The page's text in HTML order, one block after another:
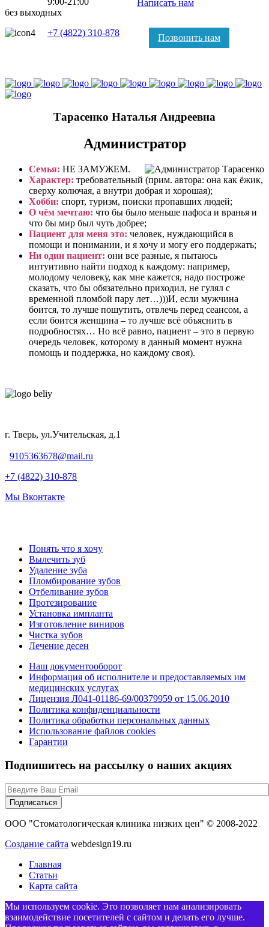
без выходных
Написать нам
+7 (4822) 310-878 Позвонить нам
Тарасенко Наталья Андреевна
Администратор
Семья: НЕ ЗАМУЖЕМ.
Характер: требовательный (прим. автора: она как ёжик,
сверху колючая, а внутри добрая и хорошая);
Хобби: спорт, туризм, поиски пропавших людей;
О чём мечтаю: что бы было меньше пафоса и вранья и
что бы мир был чуть добрее;
Пациент для меня это: человек, нуждающийся в
помощи и понимании, и я хочу и могу его поддержать;
Ни один пациент: они все разные, я пытаюсь
интуитивно найти подход к каждому: например,
молодому человеку, как мне кажется, надо построже
сказать, что бы обязательно приходил, не гулял с
временной пломбой пару лет…)))И, если мужчина
боится, то лучше пошутить, отвлечь перед сеансом, а
если боится женщина – то лучше всё объяснить в
подробностях… Но всё равно, пациент – это в первую
очередь человек, которому в данный момент нужна
помощь и поддержка, но каждому своя).
г. Тверь, ул.Учительская, д.1
9105363678@mail.ru
+7 (4822) 310-878
Мы Вконтакте
Понять что я хочу
Вылечить зуб
Удаление зуба
Пломбирование зубов
Отбеливание зубов
Протезирование
Установка импланта
Изготовление виниров
Чистка зубов
Лечение десен
Наш документооборот
Информация об исполнителе и предоставляемых им
медицинских услугах
Лицензия Л041-01186-69/00379959 от 15.06.2010
Политика конфиденциальности
Политика обработки персональных данных
Использование файлов cookies
Гарантии
Подпишитесь на рассылку о наших акциях
ООО "Стоматологическая клиника низких цен" © 2008-2022
Создание сайта webdesign19.ru
Главная
Статьи
Карта сайта
Мы используем cookie. Это позволяет нам анализировать
взаимодействие посетителей с сайтом и делать его лучше.